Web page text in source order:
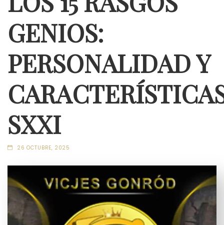
GENIOS:
PERSONALIDAD Y
SXXI
26 OCTUBRE, 2025